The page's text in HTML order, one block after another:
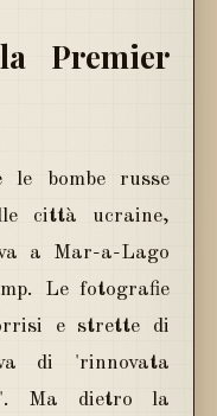
Premier
le bombe russe
città ucraine,
a Mar-a-Lago
Le fotografie
e strette di
di 'rinnovata
Ma dietro la